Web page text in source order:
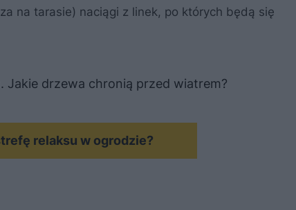
na tarasie) naciągi z linek, po których będą się
Jakie drzewa chronią przed wiatrem?
relaksu w ogrodzie?